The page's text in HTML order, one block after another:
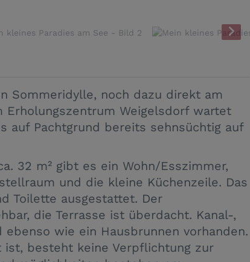
Sommeridylle, noch dazu direkt am
Erholungszentrum Weigelsdorf wartet
auf Pachtgrund bereits sehnsüchtig auf
32 m² gibt es ein Wohn/Esszimmer,
und die kleine Küchenzeile. Das
Toilette ausgestattet. Der
die Terrasse ist überdacht. Kanal-,
wie ein Hausbrunnen vorhanden.
ist, besteht keine Verpflichtung zur